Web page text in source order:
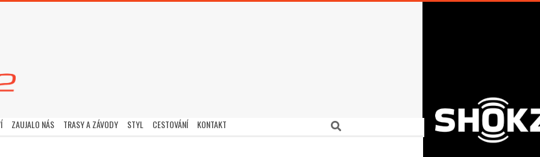
ZAUJALO NÁS TRASY A ZÁVODY STYL CESTOVÁNÍ KONTAKT Search